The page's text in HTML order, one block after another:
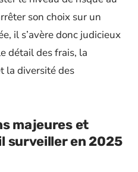
son choix sur un
il s’avère donc judicieux
détail des frais, la
la diversité des
majeures et
surveiller en 2025